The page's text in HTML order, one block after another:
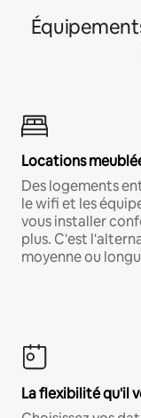
Locations
Des logements
le wifi et les
vous installer
plus. C'est
moyenne ou
La flexibilité qu'il